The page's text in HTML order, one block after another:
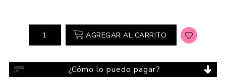
AGREGAR AL CARRITO
¿Cómo lo puedo pagar?